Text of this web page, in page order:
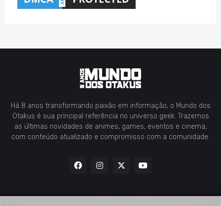
Há 8 anos transformando paixão em informação, o Mundo dos
Otakus é sua principal referência no universo geek. Trazemos
as últimas novidades de animes, games, eventos e cinema,
com conteúdo atualizado e compromisso com a comunidade.